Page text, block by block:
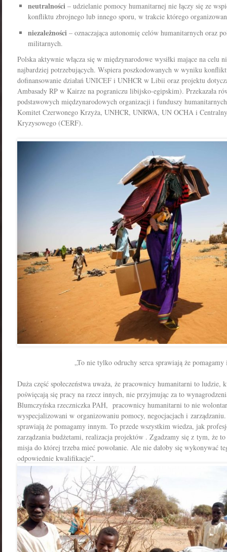
neutralności – udzielanie pomocy humanitarnej nie łączy się ze
konfliktu zbrojnego lub innego sporu, w trakcie którego
niezależności – oznaczająca autonomię celów humanitarnych oraz
militarnych.
Polska aktywnie włącza się w międzynarodowe wysiłki mające na celu
najbardziej potrzebujących. Wspiera poszkodowanych w wyniku
dofinansowanie działań UNICEF i UNHCR w Libii oraz projektu
Ambasady RP w Kairze na pograniczu libijsko-egipskim). Przekazała
podstawowych międzynarodowych organizacji i funduszy
Komitet Czerwonego Krzyża, UNHCR, UNRWA, UN OCHA i
Kryzysowego (CERF).
„To nie tylko odruchy serca sprawiają że pomagamy
Duża część społeczeństwa uważa, że pracownicy humanitarni to ludzie,
poświęcają się pracy na rzecz innych, nie przyjmując za to
Blumczyńska rzeczniczka PAH, pracownicy humanitarni to nie
wyspecjalizowani w organizowaniu pomocy, negocjacjach i
sprawiają że pomagamy innym. To przede wszystkim wiedza, jak
zarządzania budżetami, realizacja projektów . Zgadzamy się z tym, że
misja do której trzeba mieć powołanie. Ale nie dałoby się wykonywać
odpowiednie kwalifikacje”.